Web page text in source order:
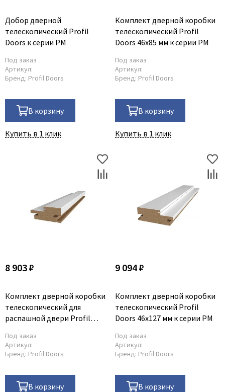
Добор дверной
телескопический Profil
Doors к серии PM
Под заказ
Артикул:
Бренд: Profil Doors
В корзину
Купить в 1 клик
Комплект дверной коробки
телескопический Profil
Doors 46x85 мм к серии PM
Под заказ
Артикул:
Бренд: Profil Doors
В корзину
Купить в 1 клик
8 903 ₽
Комплект дверной коробки
телескопический для
распашной двери Profil
Под заказ
Артикул:
Бренд: Profil Doors
В корзину
9 094 ₽
Комплект дверной коробки
телескопический Profil
Doors 46x127 мм к серии PM
Под заказ
Артикул:
Бренд: Profil Doors
В корзину